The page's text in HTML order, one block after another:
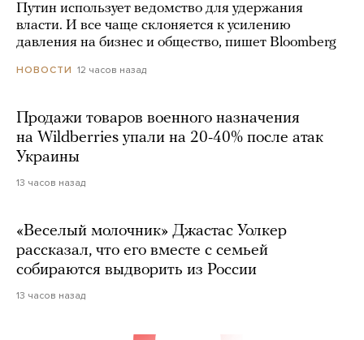
Путин использует ведомство для удержания
власти. И все чаще склоняется к усилению
давления на бизнес и общество, пишет Bloomberg
НОВОСТИ 12 часов назад
Продажи товаров военного назначения
на Wildberries упали на 20-40% после атак
Украины
13 часов назад
«Веселый молочник» Джастас Уолкер
рассказал, что его вместе с семьей
собираются выдворить из России
13 часов назад